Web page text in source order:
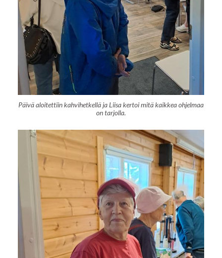
Päivä aloitettiin kahvihetkellä ja Liisa kertoi mitä kaikkea ohjelmaa
on tarjolla.